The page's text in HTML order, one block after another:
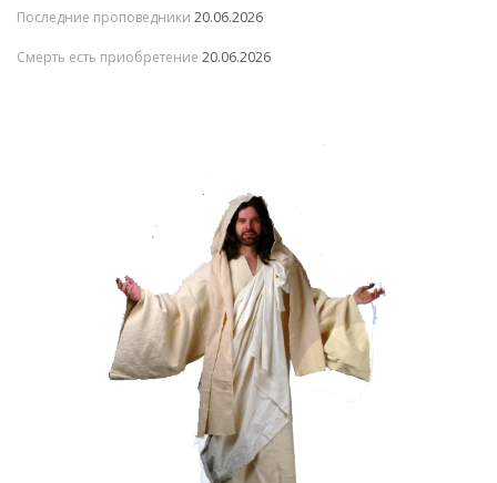
Последние проповедники 20.06.2026
Смерть есть приобретение 20.06.2026